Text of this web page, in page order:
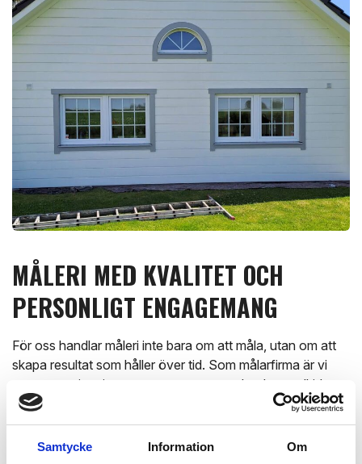
Samtycke Information Om
MÅLERI MED KVALITET OCH
PERSONLIGT ENGAGEMANG
För oss handlar måleri inte bara om att måla, utan om att
skapa resultat som håller över tid. Som målarfirma är vi
noggranna i varje steg av processen och arbetar alltid
med material som är anpassade för nordiskt klimat. Vårt
arbete inom måleri präglas av precision, ansvar och ett
genuint yrkeskunnande.